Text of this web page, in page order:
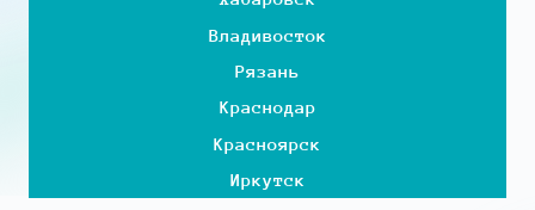
Владивосток
Рязань
Краснодар
Красноярск
Иркутск